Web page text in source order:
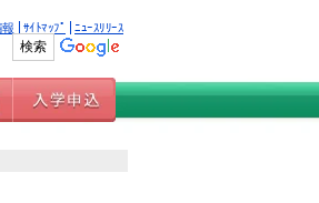
報 ｻｲﾄﾏｯﾌﾟ ﾆｭｰｽﾘﾘｰｽ